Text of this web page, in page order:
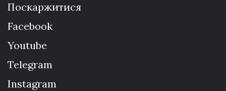
Поскаржитися
Facebook
Youtube
Telegram
Instagram